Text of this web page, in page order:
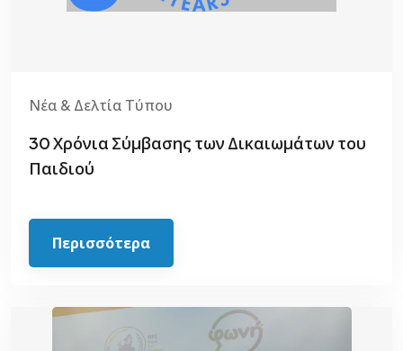
Νέα & Δελτία Τύπου
30 Χρόνια Σύμβασης των Δικαιωμάτων του
Παιδιού
Περισσότερα